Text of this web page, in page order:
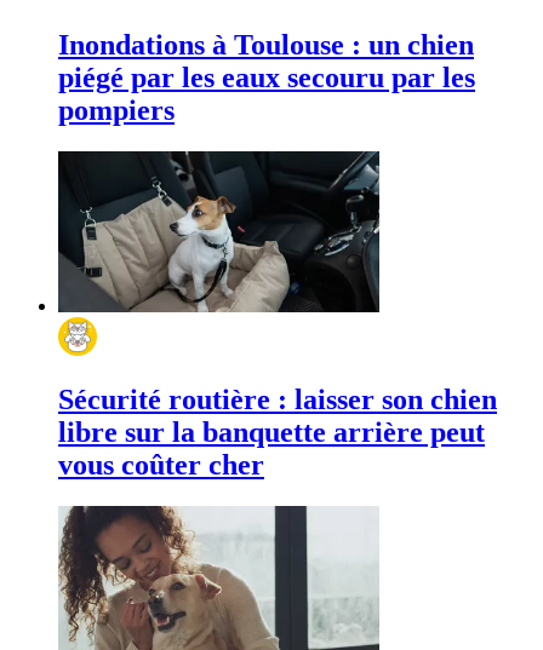
Inondations à Toulouse : un chien
piégé par les eaux secouru par les
pompiers
Sécurité routière : laisser son chien
libre sur la banquette arrière peut
vous coûter cher